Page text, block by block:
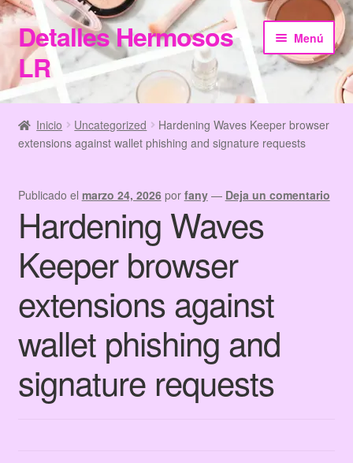
Ir
a
la
navegación
Ir
al
contenido
Detalles Hermosos
LR
Menú
Inicio
Categories
Checkout
Home
Información de Compra
My Account
Terms & Conditions
Tienda
Inicio Uncategorized
Hardening Waves Keeper browser
extensions against wallet phishing and signature requests
Publicado el marzo 24, 2026 por fany — Deja un comentario
Hardening Waves
Keeper browser
extensions against
wallet phishing and
signature requests